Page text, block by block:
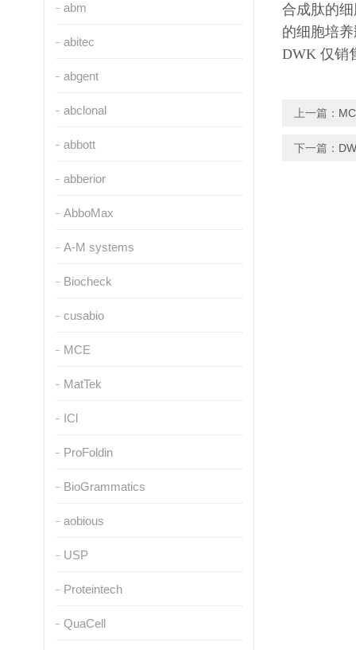
abm
abitec
abgent
abclonal
abbott
abberior
AbboMax
A-M systems
Biocheck
cusabio
MCE
MatTek
ICl
ProFoldin
BioGrammatics
aobious
USP
Proteintech
QuaCell
合成肽的
的细胞培
DWK 仅销
上一篇：
下一篇：